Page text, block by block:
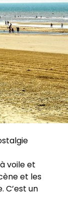
voile et
et les
C’est un